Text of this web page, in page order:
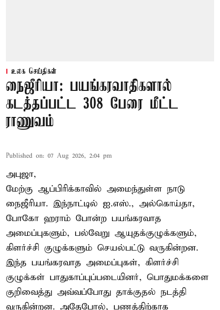
உலக செய்திகள்
நைஜீரியா: பயங்கரவாதிகளால்
கடத்தப்பட்ட 308 பேரை மீட்ட
ராணுவம்
Published on: 07 Aug 2026, 2:04 pm
அபுஜா,
மேற்கு ஆப்பிரிக்காவில் அமைந்துள்ள நாடு
நைஜீரியா. இந்நாட்டில் ஐ.எஸ்., அல்கொய்தா,
போகோ ஹராம் போன்ற பயங்கரவாத
அமைப்புகளும், பல்வேறு ஆயுதக்குழுக்களும்,
கிளர்ச்சி குழுக்களும் செயல்பட்டு வருகின்றன.
இந்த பயங்கரவாத அமைப்புகள், கிளர்ச்சி
குழுக்கள் பாதுகாப்புப்படையினர், பொதுமக்களை
குறிவைத்து அவ்வப்போது தாக்குதல் நடத்தி
வருகின்றன. அதேபோல், பணத்திற்காக